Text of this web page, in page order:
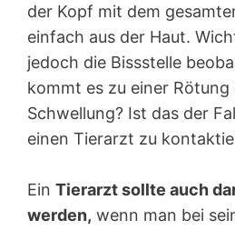
der Kopf mit dem
einfach aus der Haut.
jedoch die Bissstelle
kommt es zu einer Rötung
Schwellung? Ist das der
einen Tierarzt zu
Ein Tierarzt sollte auch
werden, wenn man bei